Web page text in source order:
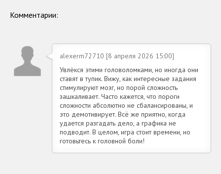
Комментарии:
alexerm72710 [8 апреля 2026 15:00]
Увлёкся этими головоломками, но иногда они
ставят в тупик. Вижу, как интересные задания
стимулируют мозг, но порой сложность
зашкаливает. Часто кажется, что пороги
сложности абсолютно не сбалансированы, и
это демотивирует. Всё же приятно, когда
удается разгадать дело, а графика не
подводит. В целом, игра стоит времени, но
готовьтесь к головной боли!